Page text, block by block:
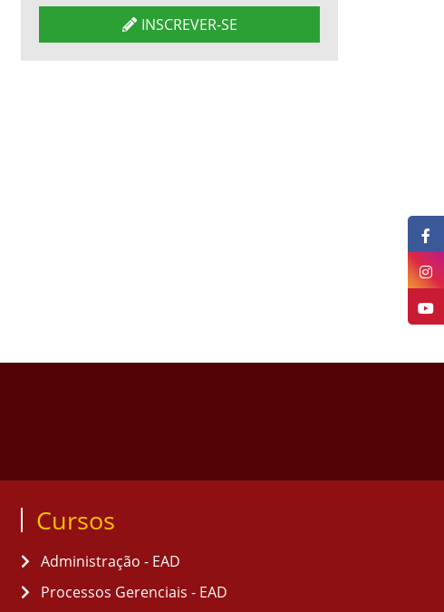
INSCREVER-SE
Cursos
Administração - EAD
Processos Gerenciais - EAD